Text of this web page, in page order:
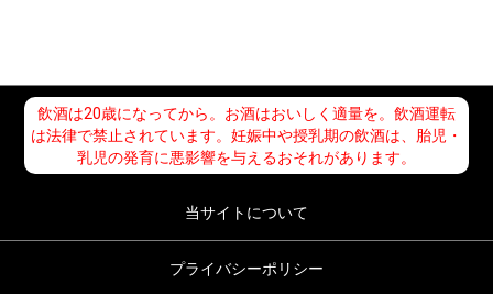
飲酒は20歳になってから。お酒はおいしく適量を。飲酒運転
は法律で禁止されています。妊娠中や授乳期の飲酒は、胎児・
乳児の発育に悪影響を与えるおそれがあります。
当サイトについて
プライバシーポリシー